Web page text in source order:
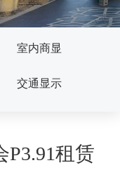
室内商显
交通显示
P3.91租赁